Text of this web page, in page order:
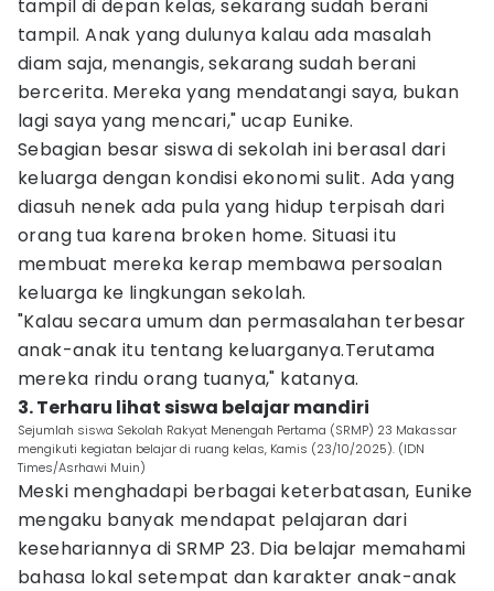
tampil di depan kelas, sekarang sudah berani
tampil. Anak yang dulunya kalau ada masalah
diam saja, menangis, sekarang sudah berani
bercerita. Mereka yang mendatangi saya, bukan
lagi saya yang mencari," ucap Eunike.
Sebagian besar siswa di sekolah ini berasal dari
keluarga dengan kondisi ekonomi sulit. Ada yang
diasuh nenek ada pula yang hidup terpisah dari
orang tua karena broken home. Situasi itu
membuat mereka kerap membawa persoalan
keluarga ke lingkungan sekolah.
"Kalau secara umum dan permasalahan terbesar
anak-anak itu tentang keluarganya.Terutama
mereka rindu orang tuanya," katanya.
3. Terharu lihat siswa belajar mandiri
Sejumlah siswa Sekolah Rakyat Menengah Pertama (SRMP) 23 Makassar
mengikuti kegiatan belajar di ruang kelas, Kamis (23/10/2025). (IDN
Times/Asrhawi Muin)
Meski menghadapi berbagai keterbatasan, Eunike
mengaku banyak mendapat pelajaran dari
kesehariannya di SRMP 23. Dia belajar memahami
bahasa lokal setempat dan karakter anak-anak